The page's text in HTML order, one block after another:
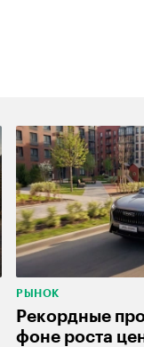
РЫНОК
Рекордные
фоне роста